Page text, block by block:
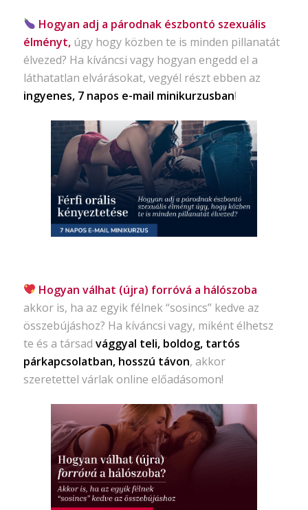
Hogyan adj a párodnak észbontó szexuális
élményt, úgy hogy közben te is minden pillanatát
élvezed? Ha kíváncsi vagy hogyan engedd el a
láthatatlan elvárásokat, vegyél részt ebben az
ingyenes, 7 napos e-mail minikurzusban!
Hogyan válhat (újra) forróvá a hálószoba
akkor is, ha az egyik félnek “sosincs” kedve az
összebújáshoz? Ha kíváncsi vagy, miként élhetsz
te és a társad vággyal teli, boldog, tartós
párkapcsolatban, hosszú távon, akkor
szeretettel várlak online előadásomon!